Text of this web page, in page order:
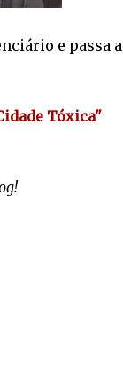
e passa a
Tóxica"